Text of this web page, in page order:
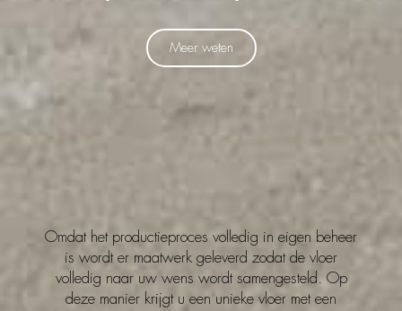
Meer weten
Omdat het productieproces volledig in eigen beheer
is wordt er maatwerk geleverd zodat de vloer
volledig naar uw wens wordt samengesteld. Op
deze manier krijgt u een unieke vloer met een